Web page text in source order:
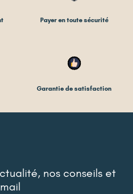
Payer en toute sécurité
Garantie de satisfaction
nos conseils et